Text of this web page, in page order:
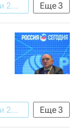
Еще3
Российский Инвестиционный Форум — Сочи 2019
Еще3
Российский Инвестиционный Форум — Сочи 2019